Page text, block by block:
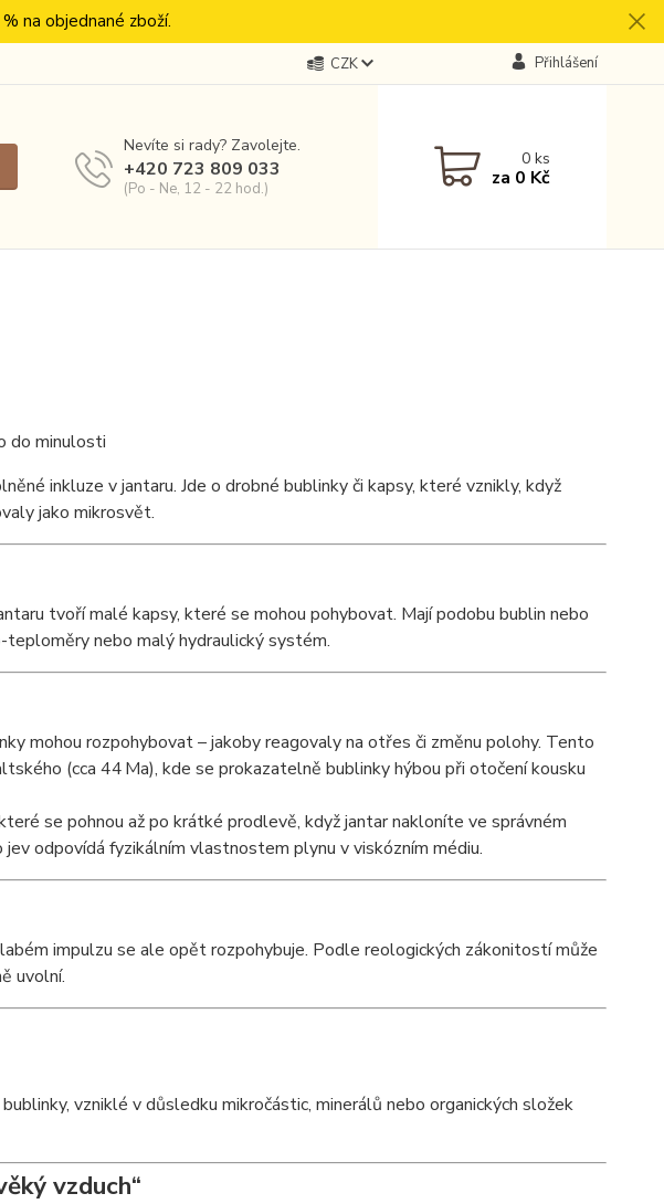
na objednané zboží.
CZK Přihlášení
Nevíte si rady? Zavolejte.
+420 723 809 033
(Po - Ne, 12 - 22 hod.)
0ks
za 0 Kč
do minulosti
inkluze v jantaru. Jde o drobné bublinky či kapsy, které vznikly, když
jako mikrosvět.
tvoří malé kapsy, které se mohou pohybovat. Mají podobu bublin nebo
nebo malý hydraulický systém.
mohou rozpohybovat – jakoby reagovaly na otřes či změnu polohy. Tento
(cca 44 Ma), kde se prokazatelně bublinky hýbou při otočení kousku
se pohnou až po krátké prodlevě, když jantar nakloníte ve správném
jev odpovídá fyzikálním vlastnostem plynu v viskózním médiu.
impulzu se ale opět rozpohybuje. Podle reologických zákonitostí může
uvolní.
bublinky, vzniklé v důsledku mikročástic, minerálů nebo organických složek
vzduch“